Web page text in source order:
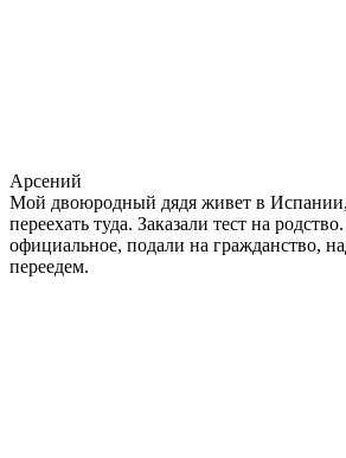
Арсений
Мой двоюродный дядя живет в Испании,
переехать туда. Заказали тест на
официальное, подали на гражданство,
переедем.